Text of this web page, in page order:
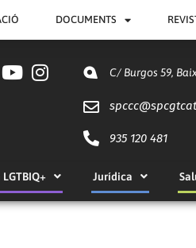
DOCUMENTS
C/ Burgos 59,
spccc@
935 120 481
Jurídica